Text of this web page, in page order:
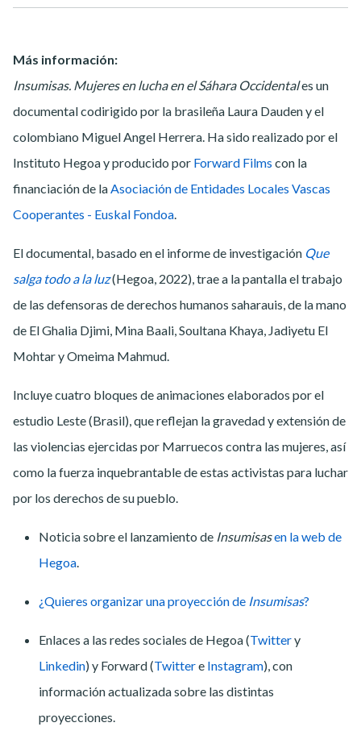
Más información:
Insumisas. Mujeres en lucha en el Sáhara Occidentales un
documental codirigido por la brasileña Laura Daudeny el
colombiano Miguel Angel Herrera. Ha sido realizado por el
Instituto Hegoa y producido por Forward Films con la
financiación de laAsociación de Entidades Locales Vascas
Cooperantes - Euskal Fondoa.
El documental, basado en el informe de investigación Que
salga todo a la luz(Hegoa, 2022), trae a la pantalla el trabajo
de las defensoras de derechos humanos saharauis, de la mano
de El Ghalia Djimi, Mina Baali, Soultana Khaya, Jadiyetu El
Mohtar y Omeima Mahmud.
Incluye cuatro bloques de animaciones elaborados por el
estudio Leste (Brasil), que reflejan la gravedad y extensión de
las violencias ejercidas por Marruecos contra las mujeres, así
como la fuerza inquebrantable de estas activistas para luchar
por los derechos de su pueblo.
Noticia sobre el lanzamiento de Insumisasen la web de
Hegoa.
¿Quieres organizar una proyección de Insumisas?
Enlaces a las redes sociales de Hegoa (Twittery
Linkedin) y Forward (Twittere Instagram), con
información actualizada sobre las distintas
proyecciones.